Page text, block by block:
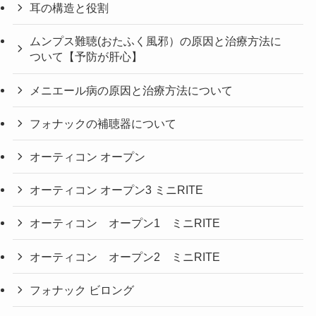
耳の構造と役割
ムンプス難聴(おたふく風邪）の原因と治療方法に
ついて【予防が肝心】
メニエール病の原因と治療方法について
フォナックの補聴器について
オーティコン オープン
オーティコン オープン3 ミニRITE
オーティコン オープン1 ミニRITE
オーティコン オープン2 ミニRITE
フォナック ビロング